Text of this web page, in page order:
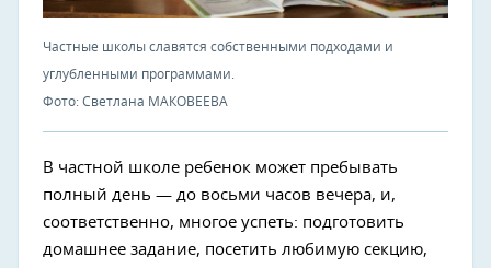
Частные школы славятся собственными подходами и
углубленными программами.
Фото: Светлана МАКОВЕЕВА
В частной школе ребенок может пребывать
полный день — до восьми часов вечера, и,
соответственно, многое успеть: подготовить
домашнее задание, посетить любимую секцию,